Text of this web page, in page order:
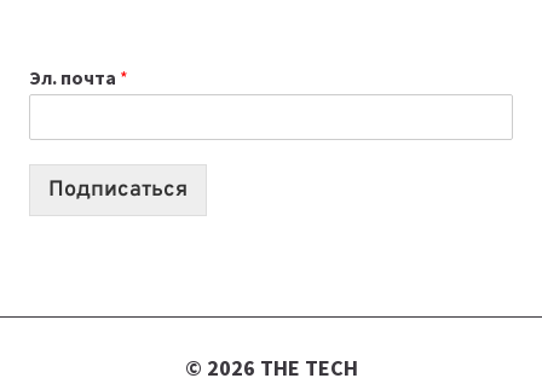
2026:
10
Эл. почта *
Подписаться
© 2026 THE TECH